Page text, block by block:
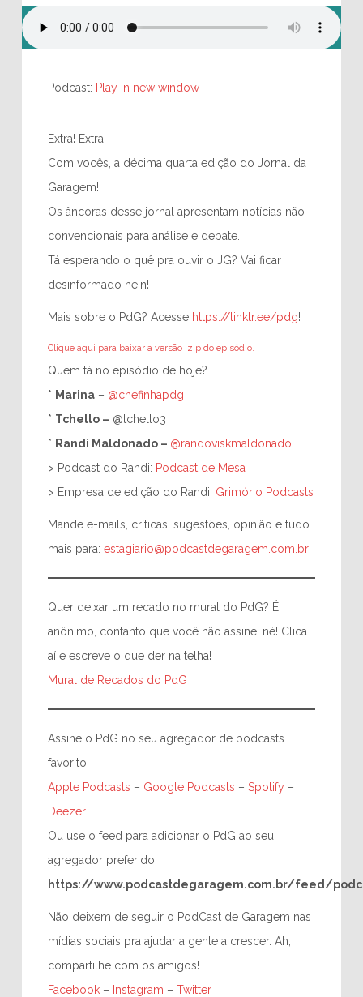
Podcast: Play in new window
Extra! Extra!
Com vocês, a décima quarta edição do Jornal da
Garagem!
Os âncoras desse jornal apresentam notícias não
convencionais para análise e debate.
Tá esperando o quê pra ouvir o JG? Vai ficar
desinformado hein!
Mais sobre o PdG? Acesse https://linktr.ee/pdg!
Clique aqui para baixar a versão .zip do episódio.
Quem tá no episódio de hoje?
* Marina– @chefinhapdg
* Tchello – @tchello3
* Randi Maldonado – @randoviskmaldonado
> Podcast do Randi: Podcast de Mesa
> Empresa de edição do Randi: Grimório Podcasts
Mande e-mails, críticas, sugestões, opinião e tudo
mais para: estagiario@podcastdegaragem.com.br
Quer deixar um recado no mural do PdG? É
anônimo, contanto que você não assine, né! Clica
aí e escreve o que der na telha!
Mural de Recados do PdG
Assine o PdG no seu agregador de podcasts
favorito!
Apple Podcasts – Google Podcasts – Spotify–
Deezer
Ou use o feed para adicionar o PdG ao seu
agregador preferido:
https://www.podcastdegaragem.com.br/feed/
Não deixem de seguir o PodCast de Garagem nas
mídias sociais pra ajudar a gente a crescer. Ah,
compartilhe com os amigos!
Facebook– Instagram – Twitter